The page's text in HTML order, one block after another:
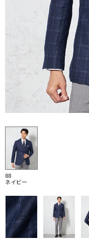
88
ネイビー